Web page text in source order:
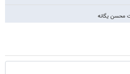
محسن یگانه